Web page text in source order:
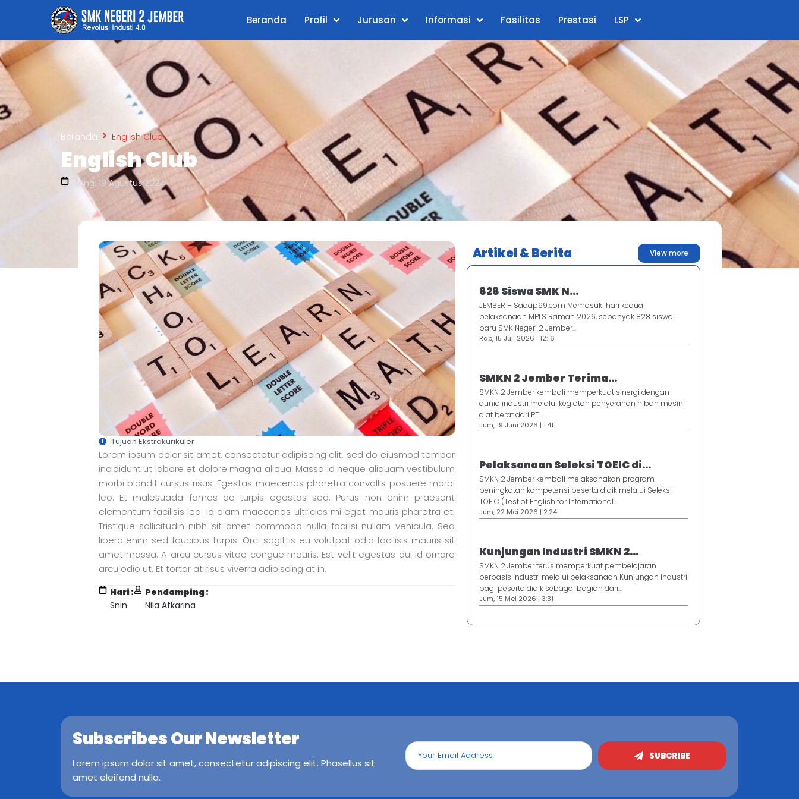
Beranda Profil Jurusan Informasi Fasilitas Prestasi LSP
Beranda English Club
English Club
Ming, 18 Agustus 2024
Tujuan Ekstrakurikuler
Lorem ipsum dolor sit amet, consectetur adipiscing elit, sed do eiusmod tempor
incididunt ut labore et dolore magna aliqua. Massa id neque aliquam vestibulum
morbi blandit cursus risus. Egestas maecenas pharetra convallis posuere morbi
leo. Et malesuada fames ac turpis egestas sed. Purus non enim praesent
elementum facilisis leo. Id diam maecenas ultricies mi eget mauris pharetra et.
Tristique sollicitudin nibh sit amet commodo nulla facilisi nullam vehicula. Sed
libero enim sed faucibus turpis. Orci sagittis eu volutpat odio facilisis mauris sit
amet massa. A arcu cursus vitae congue mauris. Est velit egestas dui id ornare
arcu odio ut. Et tortor at risus viverra adipiscing at in.
Hari :
Snin
Pendamping :
Nila Afkarina
Artikel & Berita View more
828 Siswa SMK N...
JEMBER – Sadap99.com Memasuki hari kedua
pelaksanaan MPLS Ramah 2026, sebanyak 828 siswa
baru SMK Negeri 2 Jember...
Rab, 15 Juli 2026 | 12:16
SMKN 2 Jember Terima...
SMKN 2 Jember kembali memperkuat sinergi dengan
dunia industri melalui kegiatan penyerahan hibah mesin
alat berat dari PT...
Jum, 19 Juni 2026 | 1:41
Pelaksanaan Seleksi TOEIC di...
SMKN 2 Jember kembali melaksanakan program
peningkatan kompetensi peserta didik melalui Seleksi
TOEIC (Test of English for International...
Jum, 22 Mei 2026 | 2:24
Kunjungan Industri SMKN 2...
SMKN 2 Jember terus memperkuat pembelajaran
berbasis industri melalui pelaksanaan Kunjungan Industri
bagi peserta didik sebagai bagian dari...
Jum, 15 Mei 2026 | 3:31
Subscribes Our Newsletter
Lorem ipsum dolor sit amet, consectetur adipiscing elit. Phasellus sit
amet eleifend nulla.
SUBCRIBE